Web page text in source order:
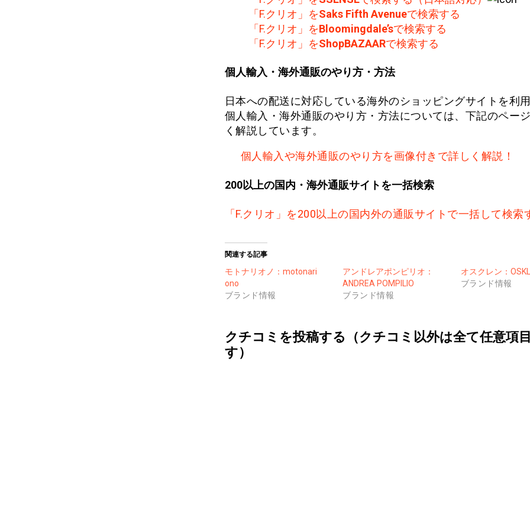
「F.クリオ」をSaks Fifth Avenueで検索する
「F.クリオ」をBloomingdale’sで検索する
「F.クリオ」をShopBAZAARで検索する
個人輸入・海外通販のやり方・方法
日本への配送に対応している海外のショッピングサイトを利用
個人輸入・海外通販のやり方・方法については、下記のペー
く解説しています。
個人輸入や海外通販のやり方を画像付きで詳しく解説！
200以上の国内・海外通販サイトを一括検索
「F.クリオ」を200以上の国内外の通販サイトで一括して検索
関連する記事
モトナリオノ：motonari
ono
ブランド情報
アンドレアポンピリオ：
ANDREA POMPILIO
ブランド情報
オスクレン：
ブランド情報
クチコミを投稿する（クチコミ以外は全て任意項
す）